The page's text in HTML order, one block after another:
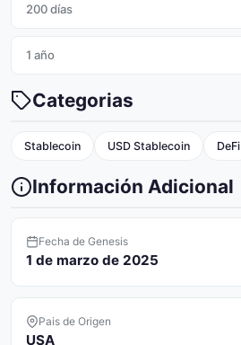
200 días
1 año
Categorias
Stablecoin USD Stablecoin DeFi
Información Adicional
Fecha de Genesis
1 de marzo de 2025
Pais de Origen
USA